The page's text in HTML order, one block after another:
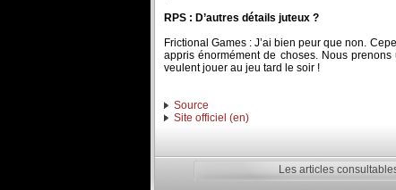
RPS : D’autres détails juteux ?
Frictional Games : J’ai bien peur que non.
appris énormément de choses. Nous
veulent jouer au jeu tard le soir !
Source
Site officiel (en)
Les articles